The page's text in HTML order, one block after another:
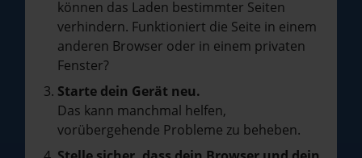
können das Laden bestimmter Seiten
verhindern. Funktioniert die Seite in einem
anderen Browser oder in einem privaten
Fenster?
Starte dein Gerät neu.
Das kann manchmal helfen,
vorübergehende Probleme zu beheben.